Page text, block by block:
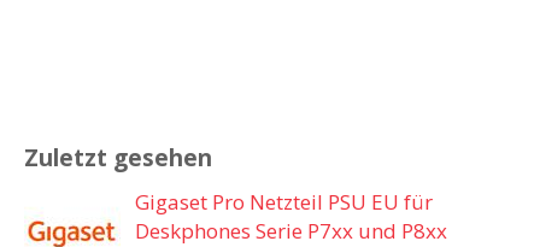
Zuletzt gesehen
Gigaset Pro Netzteil PSU EU für
Deskphones Serie P7xx und P8xx